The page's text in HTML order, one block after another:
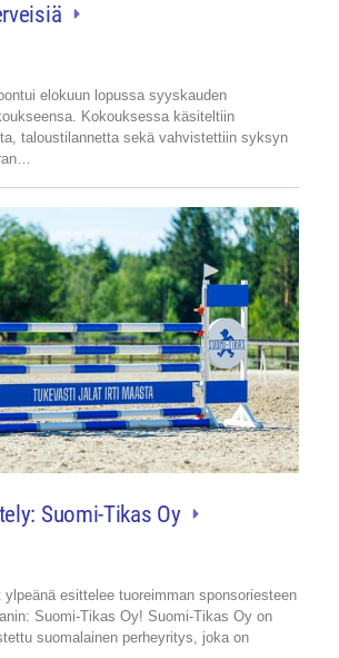
elokuun lopussa syyskauden
Kokouksessa käsiteltiin
taloustilannetta sekä vahvistettiin syksyn
Suomi-Tikas Oy
esittelee tuoreimman sponsoriesteen
Suomi-Tikas Oy! Suomi-Tikas Oy on
suomalainen perheyritys, joka on